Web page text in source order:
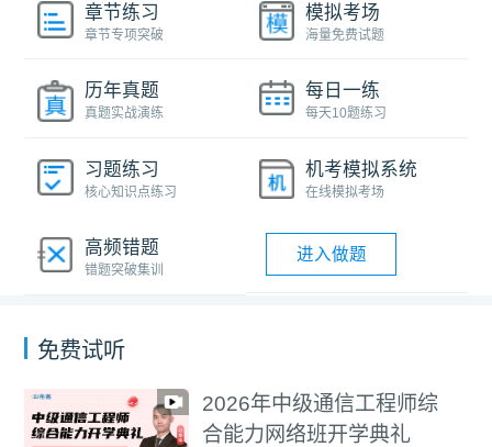
章节练习
章节专项突破
模拟考场
海量免费试题
历年真题
真题实战演练
每日一练
每天10题练习
习题练习
核心知识点练习
机考模拟系统
在线模拟考场
高频错题
错题突破集训
进入做题
免费试听
2026年中级通信工程师综
合能力网络班开学典礼
2025年7月中级通信工